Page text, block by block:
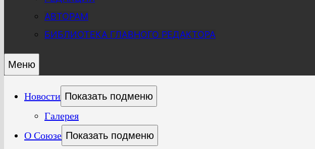
АВТОРАМ
БИБЛИОТЕКА ГЛАВНОГО РЕДАКТОРА
Меню
Новости Показать подменю
Галерея
О Союзе Показать подменю